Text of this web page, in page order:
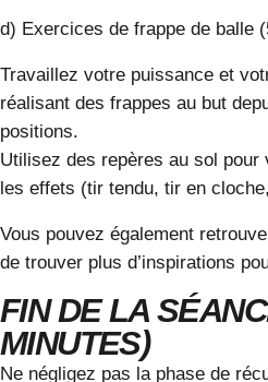
d) Exercices de frappe de balle
Travaillez votre puissance et
réalisant des frappes au but
positions.
Utilisez des repères au sol
les effets (tir tendu, tir en
Vous pouvez également
de trouver plus d’inspirations
FIN DE LA
MINUTES)
Ne négligez pas la phase de